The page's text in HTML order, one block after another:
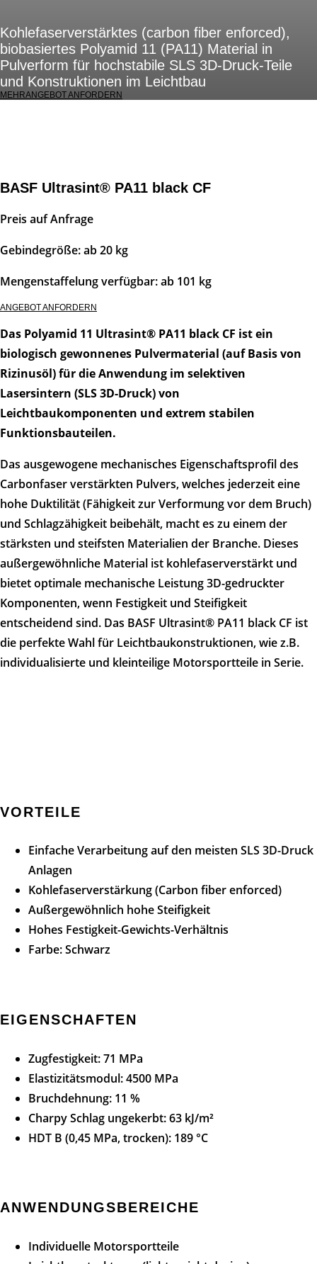
Kohlefaserverstärktes (carbon fiber enforced),
biobasiertes Polyamid 11 (PA11) Material in
Pulverform für hochstabile SLS 3D-Druck-Teile
und Konstruktionen im Leichtbau
MEHRANGEBOT ANFORDERN
BASF Ultrasint® PA11 black CF
Preis auf Anfrage
Gebindegröße: ab 20 kg
Mengenstaffelung verfügbar: ab 101 kg
ANGEBOT ANFORDERN
Das Polyamid 11 Ultrasint® PA11 black CF ist ein
biologisch gewonnenes Pulvermaterial (auf Basis von
Rizinusöl) für die Anwendung im selektiven
Lasersintern (SLS 3D-Druck) von
Leichtbaukomponenten und extrem stabilen
Funktionsbauteilen.
Das ausgewogene mechanisches Eigenschaftsprofil des
Carbonfaser verstärkten Pulvers, welches jederzeit eine
hohe Duktilität (Fähigkeit zur Verformung vor dem Bruch)
und Schlagzähigkeit beibehält, macht es zu einem der
stärksten und steifsten Materialien der Branche. Dieses
außergewöhnliche Material ist kohlefaserverstärkt und
bietet optimale mechanische Leistung 3D-gedruckter
Komponenten, wenn Festigkeit und Steifigkeit
entscheidend sind. Das BASF Ultrasint® PA11 black CF ist
die perfekte Wahl für Leichtbaukonstruktionen, wie z.B.
individualisierte und kleinteilige Motorsportteile in Serie.
VORTEILE
Einfache Verarbeitung auf den meisten SLS 3D-Druck
Anlagen
Kohlefaserverstärkung (Carbon fiber enforced)
Außergewöhnlich hohe Steifigkeit
Hohes Festigkeit-Gewichts-Verhältnis
Farbe: Schwarz
EIGENSCHAFTEN
Zugfestigkeit: 71 MPa
Elastizitätsmodul: 4500 MPa
Bruchdehnung: 11 %
Charpy Schlag ungekerbt: 63 kJ/m²
HDT B (0,45 MPa, trocken): 189 °C
ANWENDUNGSBEREICHE
Individuelle Motorsportteile